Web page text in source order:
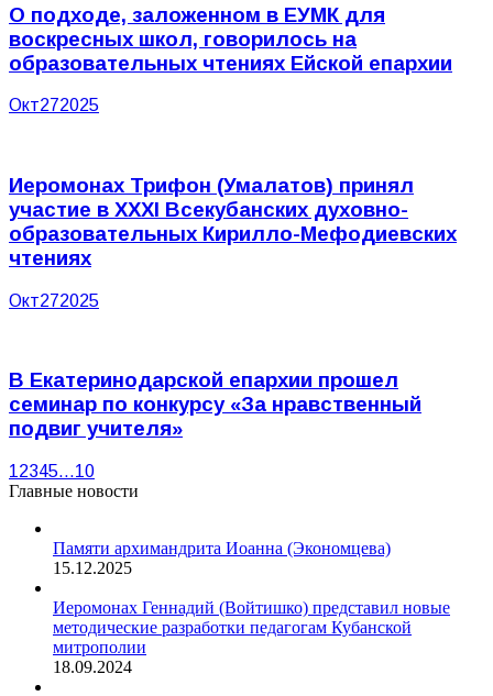
О подходе, заложенном в ЕУМК для
воскресных школ, говорилось на
образовательных чтениях Ейской епархии
Окт272025
Иеромонах Трифон (Умалатов) принял
участие в XXXI Всекубанских духовно-
образовательных Кирилло-Мефодиевских
чтениях
Окт272025
В Екатеринодарской епархии прошел
семинар по конкурсу «За нравственный
подвиг учителя»
12345…10
Главные новости
Памяти архимандрита Иоанна (Экономцева)
15.12.2025
Иеромонах Геннадий (Войтишко) представил новые
методические разработки педагогам Кубанской
митрополии
18.09.2024